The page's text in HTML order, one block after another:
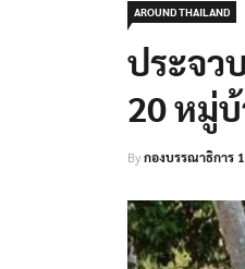
AROUND THAILAND
ประจว
20 หมู่
Byกองบรรณาธิการ 1